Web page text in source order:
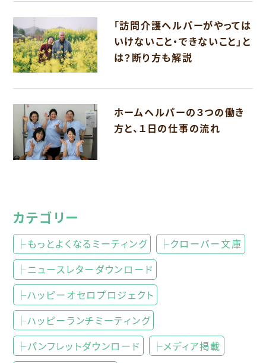
「訪問介護ヘルパーがやっては
いけないこと・できないこと」と
は？断り方も解説
ホームヘルパーの３つの働き
方と、１日の仕事の流れ
カテゴリー
├もっとよくなるミーティング
├クローバー文庫
├ニュースレターダウンロード
├ハッピーオセロプロジェクト
├ハッピーランチミーティング
├パンフレットダウンロード
├メディア掲載